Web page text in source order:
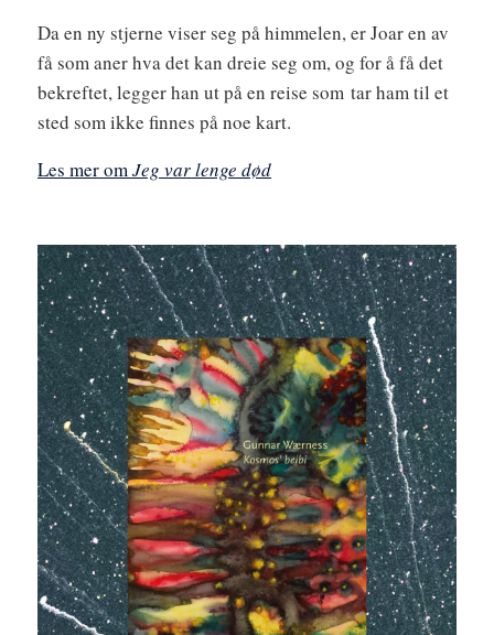
Da en ny stjerne viser seg på himmelen, er Joar en av
få som aner hva det kan dreie seg om, og for å få det
bekreftet, legger han ut på en reise som tar ham til et
sted som ikke finnes på noe kart.
Les mer omJeg var lenge død